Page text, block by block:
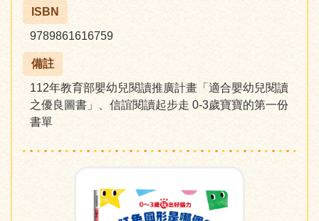
ISBN
9789861616759
備註
112年教育部嬰幼兒閱讀推廣計畫「適合嬰幼兒閱讀
之優良圖書」、信誼閱讀起步走 0-3歲寶寶的第一份
書單